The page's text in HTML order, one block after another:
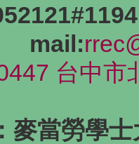
mail:
台中市
麥當勞學